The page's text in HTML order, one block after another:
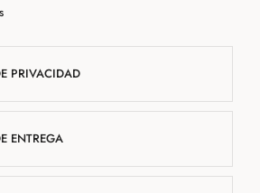
PRIVACIDAD
ENTREGA